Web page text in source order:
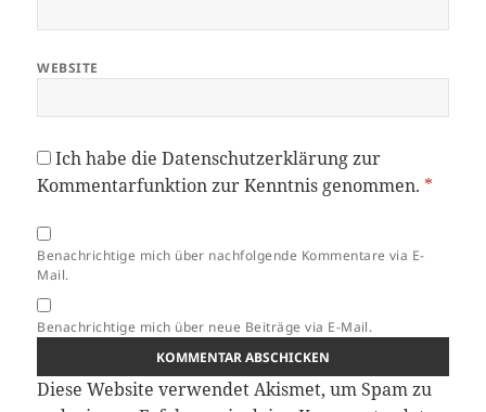
WEBSITE
Ich habe dieDatenschutzerklärungzur
Kommentarfunktion zur Kenntnis genommen. *
Benachrichtige mich über nachfolgende Kommentare via E-
Mail.
Benachrichtige mich über neue Beiträge via E-Mail.
Diese Website verwendet Akismet, um Spam zu